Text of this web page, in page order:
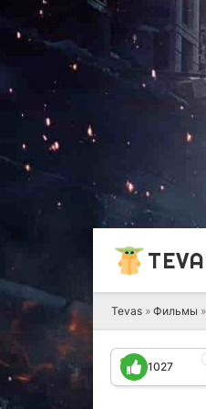
Tevas » Фильмы
1027